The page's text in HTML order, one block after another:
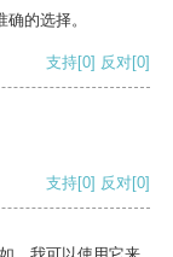
的选择。
支持[0] 反对[0]
支持[0] 反对[0]